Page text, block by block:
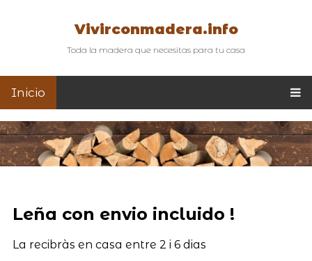
Vivirconmadera.info
Toda la madera que necesitas para tu casa
Inicio
Leña con envio incluido !
La recibràs en casa entre 2 i 6 dias